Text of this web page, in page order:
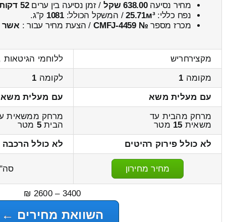
מחיר נסיעה638.00 שקל / זמן נסיעה בין ערים52 דקות
נפח כללי:25.71м³/ המשקל הכולל:1081 ק”ג.
מכרז מספר № CMFJ-4459 / הצעת מחיר עבור : אשר
מקצירחריש
ללוחמי
מקומה 1 לקומה 1
עם מעלית משא
עם מעלית משא
מרחק מהבית עד
משאית 15 מטר
מרחק ממשאית
הבית5 מטר
לא כולל פירוק רהיטים
לא כולל הרכבה
מחיר מחירון
3400 – 2600 ₪
השוואת מחירים ←